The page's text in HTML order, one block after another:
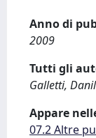
Anno di
2009
Tutti gli
Galletti,
Appare
07.2 Altre